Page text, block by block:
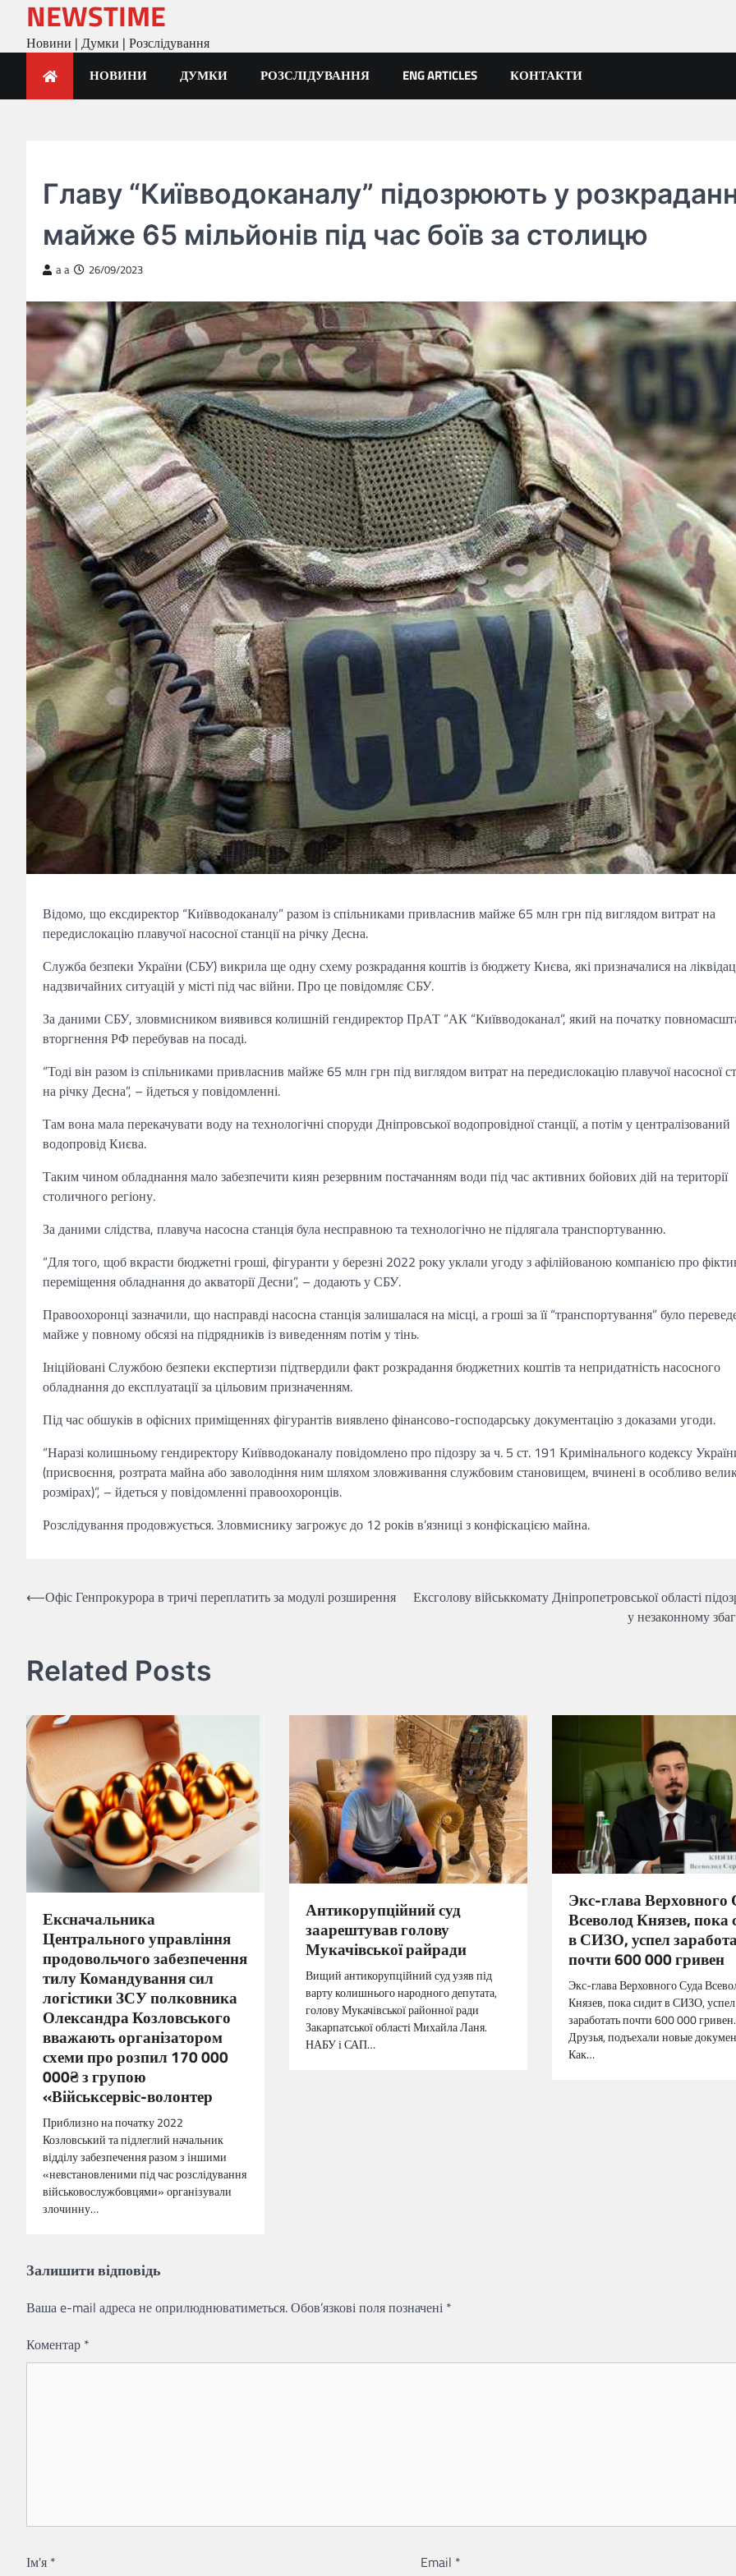
content
NEWSTIME
Новини | Думки | Розслідування
НОВИНИ ДУМКИ РОЗСЛІДУВАННЯ ENG ARTICLES КОНТАКТИ
Главу “Київводоканалу” підозрюють у
майже 65 мільйонів під час боїв за столицю
a a 26/09/2023
Відомо, що ексдиректор “Київводоканалу” разом із спільниками привласнив майже 65 млн грн під виглядом витрат на
передислокацію плавучої насосної станції на річку Десна.
Служба безпеки України (СБУ) викрила ще одну схему розкрадання коштів із бюджету Києва, які призначалися на
надзвичайних ситуацій у місті під час війни. Про це повідомляє СБУ.
За даними СБУ, зловмисником виявився колишній гендиректор ПрАТ “АК “Київводоканал”, який на початку
вторгнення РФ перебував на посаді.
“Тоді він разом із спільниками привласнив майже 65 млн грн під виглядом витрат на передислокацію плавучої насосної
на річку Десна”, – йдеться у повідомленні.
Там вона мала перекачувати воду на технологічні споруди Дніпровської водопровідної станції, а потім у централізований
водопровід Києва.
Таким чином обладнання мало забезпечити киян резервним постачанням води під час активних бойових дій на території
столичного регіону.
За даними слідства, плавуча насосна станція була несправною та технологічно не підлягала транспортуванню.
“Для того, щоб вкрасти бюджетні гроші, фігуранти у березні 2022 року уклали угоду з афілійованою компанією про
переміщення обладнання до акваторії Десни”, – додають у СБУ.
Правоохоронці зазначили, що насправді насосна станція залишалася на місці, а гроші за її “транспортування” було
майже у повному обсязі на підрядників із виведенням потім у тінь.
Ініційовані Службою безпеки експертизи підтвердили факт розкрадання бюджетних коштів та непридатність насосного
обладнання до експлуатації за цільовим призначенням.
Під час обшуків в офісних приміщеннях фігурантів виявлено фінансово-господарську документацію з доказами угоди.
“Наразі колишньому гендиректору Київводоканалу повідомлено про підозру за ч. 5 ст. 191 Кримінального кодексу
(присвоєння, розтрата майна або заволодіння ним шляхом зловживання службовим становищем, вчинені в особливо
розмірах)”, – йдеться у повідомленні правоохоронців.
Розслідування продовжується. Зловмиснику загрожує до 12 років в’язниці з конфіскацією майна.
Навігація
⟵Офіс Генпрокурора в тричі переплатить за модулі розширення
Ексголову військкомату Дніпропетровської області
у незаконному
Related Posts
Ексначальника
Центрального управління
продовольчого забезпечення
тилу Командування сил
логістики ЗСУ полковника
Олександра Козловського
вважають організатором
схеми про розпил 170 000
000₴ з групою
«Військсервіс-волонтер
Приблизно на початку 2022
Козловський та підлеглий начальник
відділу забезпечення разом з іншими
«невстановленими під час розслідування
військовослужбовцями» організували
злочинну…
Антикорупційний суд
заарештував голову
Мукачівської райради
Вищий антикорупційний суд узяв під
варту колишнього народного депутата,
голову Мукачівської районної ради
Закарпатської області Михайла Ланя.
НАБУ і САП…
Экс-глава Верховного
Всеволод Князев, пока
в СИЗО, успел
почти 600 000 гривен
Экс-глава Верховного Суда
Князев, пока сидит в СИЗО, успел
заработать почти 600 000 гривен.
Друзья, подъехали новые
Как…
Залишити відповідь
Ваша e-mail адреса не оприлюднюватиметься.Обов’язкові поля позначені *
Коментар *
Ім'я * Email *